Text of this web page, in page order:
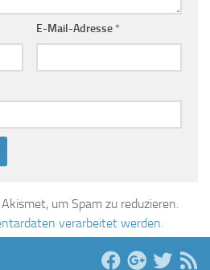
E-Mail-Adresse*
um Spam zu reduzieren.
verarbeitet werden.